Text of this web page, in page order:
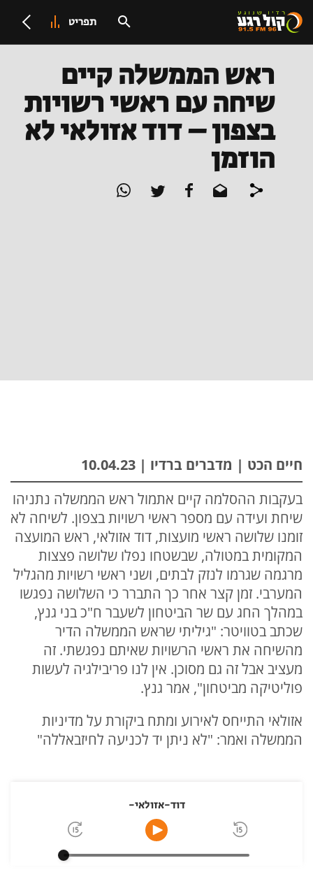
תפריט
ראש הממשלה קיים
שיחה עם ראשי רשויות
בצפון – דוד אזולאי לא
הוזמן
חיים הכט | מדברים ברדיו | 10.04.23
בעקבות ההסלמה קיים אתמול ראש הממשלה נתניהו
שיחת ועידה עם מספר ראשי רשויות בצפון. לשיחה לא
זומנו שלושה ראשי מועצות, דוד אזולאי, ראש המועצה
המקומית במטולה, שבשטחו נפלו שלושה פצצות
מרגמה שגרמו לנזק לבתים, ושני ראשי רשויות מהגליל
המערבי. זמן קצר אחר כך התברר כי השלושה נפגשו
במהלך החג עם שר הביטחון לשעבר ח"כ בני גנץ,
שכתב בטוויטר: "גיליתי שראש הממשלה הדיר
מהשיחה את ראשי הרשויות שאיתם נפגשתי. זה
מעציב אבל זה גם מסוכן. אין לנו פריבילגיה לעשות
פוליטיקה מביטחון", אמר גנץ.
אזולאי התייחס לאירוע ומתח ביקורת על מדיניות
הממשלה ואמר: "לא ניתן יד לכניעה לחיזבאללה"
דוד-אזולאי-